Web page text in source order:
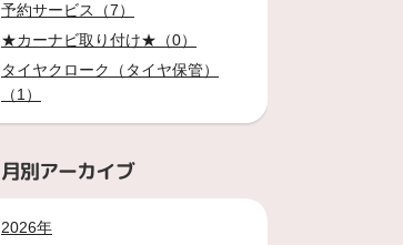
予約サービス（7）
★カーナビ取り付け★（0）
タイヤクローク（タイヤ保管）
（1）
月別アーカイブ
2026年